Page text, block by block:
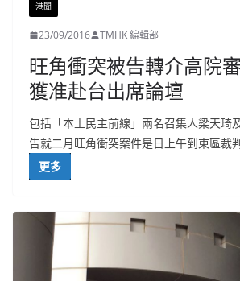
港聞
23/09/2016 TMHK 編輯部
旺角衝突被告轉介高院
獲准赴台出席論壇
包括「本土民主前線」兩名召集人梁天琦
告就二月旺角衝突案件是日上午到東區裁
更多